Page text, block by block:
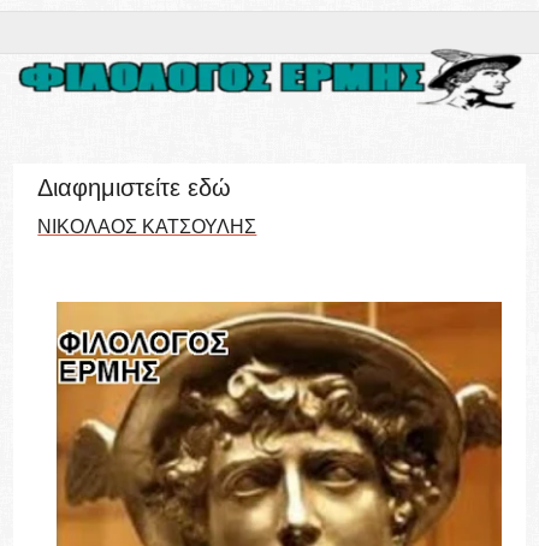
Διαφημιστείτε εδώ
ΝΙΚΟΛΑΟΣ ΚΑΤΣΟΥΛΗΣ